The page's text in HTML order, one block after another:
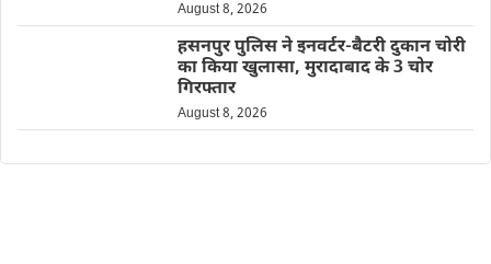
August 8, 2026
हसनपुर पुलिस ने इनवर्टर-बैटरी दुकान चोरी
का किया खुलासा, मुरादाबाद के 3 चोर
गिरफ्तार
August 8, 2026